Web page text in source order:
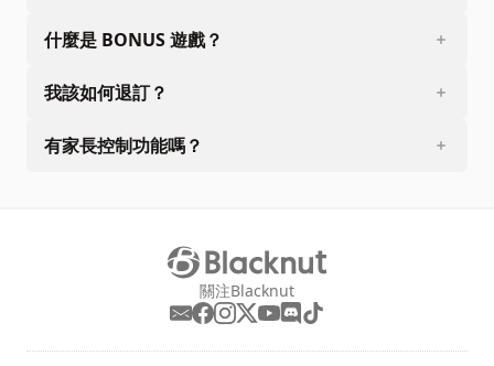
什麼是 BONUS 遊戲？
我該如何退訂？
有家長控制功能嗎？
關注Blacknut